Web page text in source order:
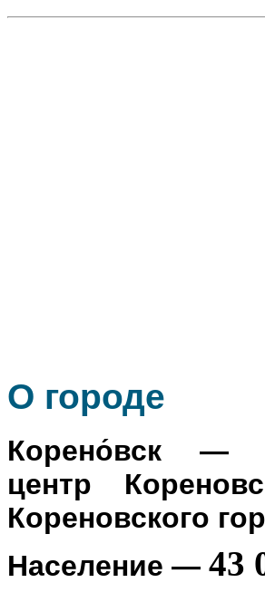
О городе
Корено́вск —
центр
Кореновского
Население — 43